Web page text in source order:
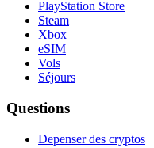
PlayStation Store
Steam
Xbox
eSIM
Vols
Séjours
Questions
Depenser des cryptos